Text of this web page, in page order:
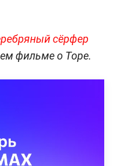
сёрфер
фильме о Торе.